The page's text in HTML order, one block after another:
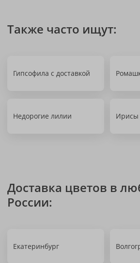
Также часто ищут:
Гипсофила с доставкой
Недорогие лилии Ирисы
Доставка цветов в
России:
Екатеринбург